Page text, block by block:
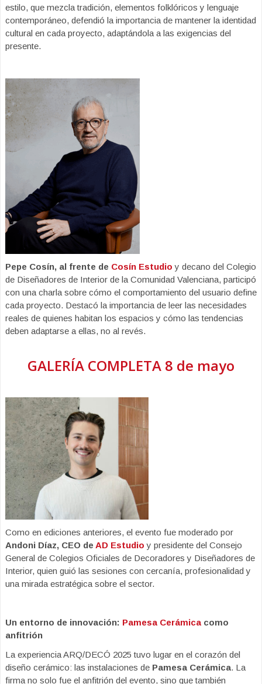
estilo, que mezcla tradición, elementos folklóricos y lenguaje
contemporáneo, defendió la importancia de mantener la identidad
cultural en cada proyecto, adaptándola a las exigencias del
presente.
Pepe Cosín, al frente de Cosín Estudio y decano del Colegio
de Diseñadores de Interior de la Comunidad Valenciana, participó
con una charla sobre cómo el comportamiento del usuario define
cada proyecto. Destacó la importancia de leer las necesidades
reales de quienes habitan los espacios y cómo las tendencias
deben adaptarse a ellas, no al revés.
GALERÍA COMPLETA 8 de mayo
Como en ediciones anteriores, el evento fue moderado por
Andoni Díaz, CEO de AD Estudio y presidente del Consejo
General de Colegios Oficiales de Decoradores y Diseñadores de
Interior, quien guió las sesiones con cercanía, profesionalidad y
una mirada estratégica sobre el sector.
Un entorno de innovación: Pamesa Cerámica como
anfitrión
La experiencia ARQ/DECÓ 2025 tuvo lugar en el corazón del
diseño cerámico: las instalaciones de Pamesa Cerámica. La
firma no solo fue el anfitrión del evento, sino que también